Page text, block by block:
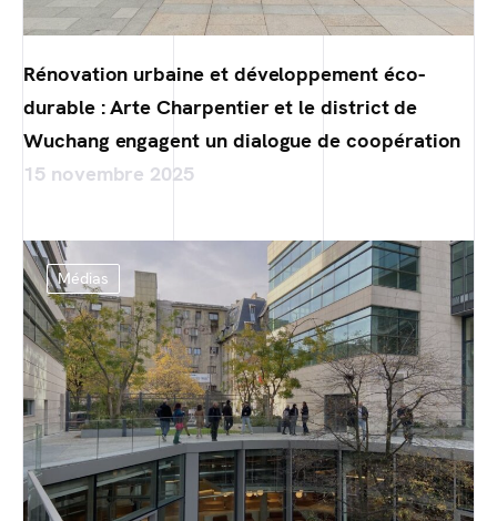
Rénovation urbaine et développement éco-
durable : Arte Charpentier et le district de
Wuchang engagent un dialogue de coopération
15 novembre 2025
Médias